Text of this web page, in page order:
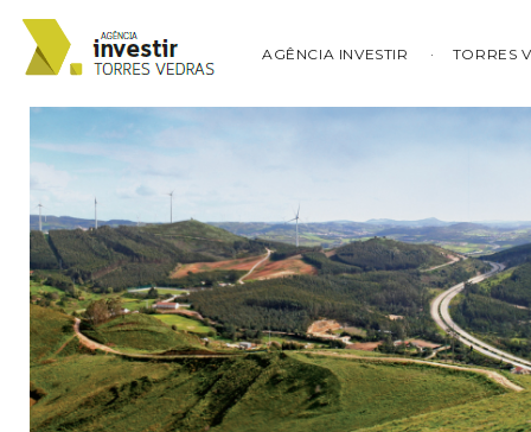
AGÊNCIA INVESTIR TORRES